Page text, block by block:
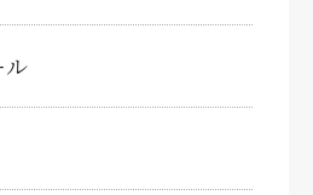
ル
表示